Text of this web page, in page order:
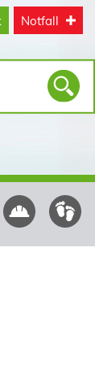
Notfall